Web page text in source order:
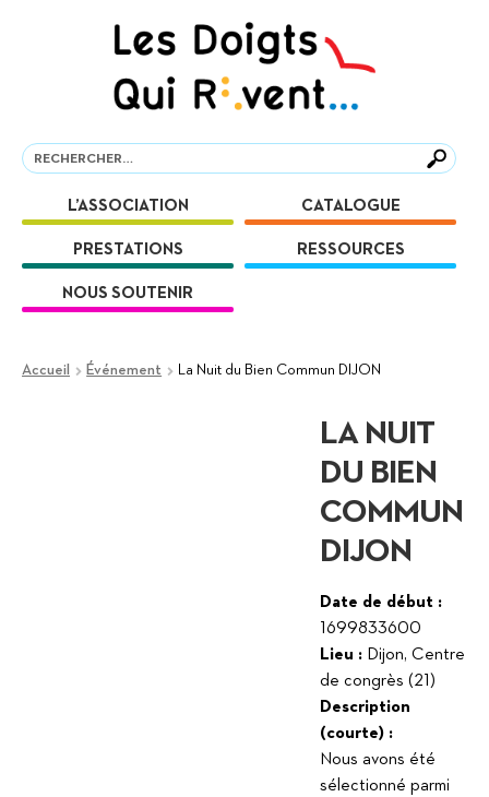
Recherche
Recherche
L’ASSOCIATION CATALOGUE
PRESTATIONS RESSOURCES
NOUS SOUTENIR
Accueil Événement La Nuit du Bien Commun DIJON
LA NUIT
DU BIEN
COMMUN
DIJON
Date de début :
1699833600
Lieu :Dijon, Centre
de congrès (21)
Description
(courte) :
Nous avons été
sélectionné parmi